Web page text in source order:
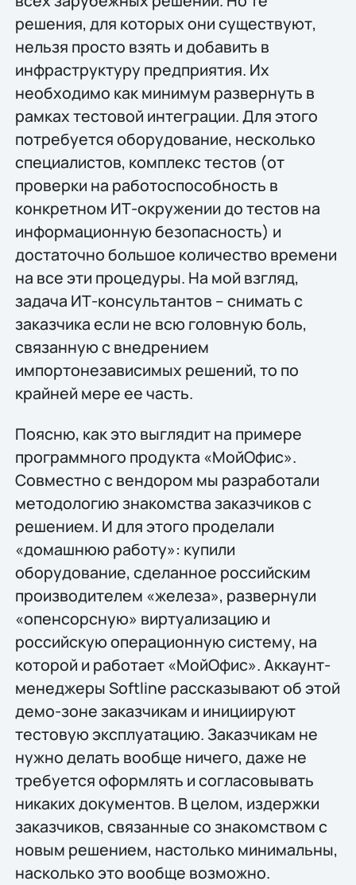
решения, для которых они существуют,
нельзя просто взять и добавить в
инфраструктуру предприятия. Их
необходимо как минимум развернуть в
рамках тестовой интеграции. Для этого
потребуется оборудование, несколько
специалистов, комплекс тестов (от
проверки на работоспособность в
конкретном ИТ-окружении до тестов на
информационную безопасность) и
достаточно большое количество времени
на все эти процедуры. На мой взгляд,
задача ИТ-консультантов – снимать с
заказчика если не всю головную боль,
связанную с внедрением
импортонезависимых решений, то по
крайней мере ее часть.
Поясню, как это выглядит на примере
программного продукта «МойОфис».
Совместно с вендором мы разработали
методологию знакомства заказчиков с
решением. И для этого проделали
«домашнюю работу»: купили
оборудование, сделанное российским
производителем «железа», развернули
«опенсорсную» виртуализацию и
российскую операционную систему, на
которой и работает «МойОфис». Аккаунт-
менеджеры Softline рассказывают об этой
демо-зоне заказчикам и инициируют
тестовую эксплуатацию. Заказчикам не
нужно делать вообще ничего, даже не
требуется оформлять и согласовывать
никаких документов. В целом, издержки
заказчиков, связанные со знакомством с
новым решением, настолько минимальны,
насколько это вообще возможно.